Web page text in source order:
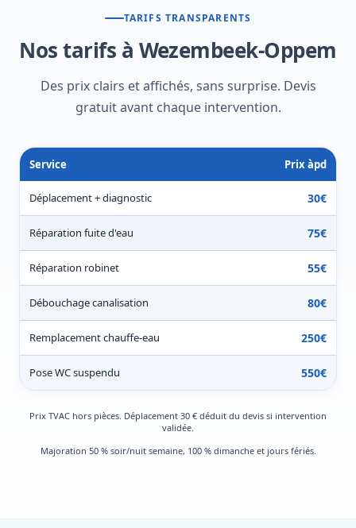
TARIFS TRANSPARENTS
Nos tarifs à Wezembeek-Oppem
Des prix clairs et affichés, sans surprise. Devis
gratuit avant chaque intervention.
Service Prix àpd
Déplacement + diagnostic 30€
Réparation fuite d'eau 75€
Réparation robinet 55€
Débouchage canalisation 80€
Remplacement chauffe-eau 250€
Pose WC suspendu 550€
Prix TVAC hors pièces. Déplacement 30 € déduit du devis si intervention
validée.
Majoration 50 % soir/nuit semaine, 100 % dimanche et jours fériés.